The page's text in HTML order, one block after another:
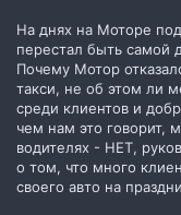
На днях на Моторе
перестал быть самой
Почему Мотор
такси, не об этом ли
среди клиентов и
чем нам это говорит,
водителях - НЕТ,
о том, что много
своего авто на